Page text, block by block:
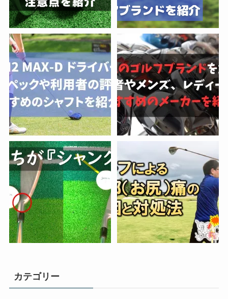
カテゴリー